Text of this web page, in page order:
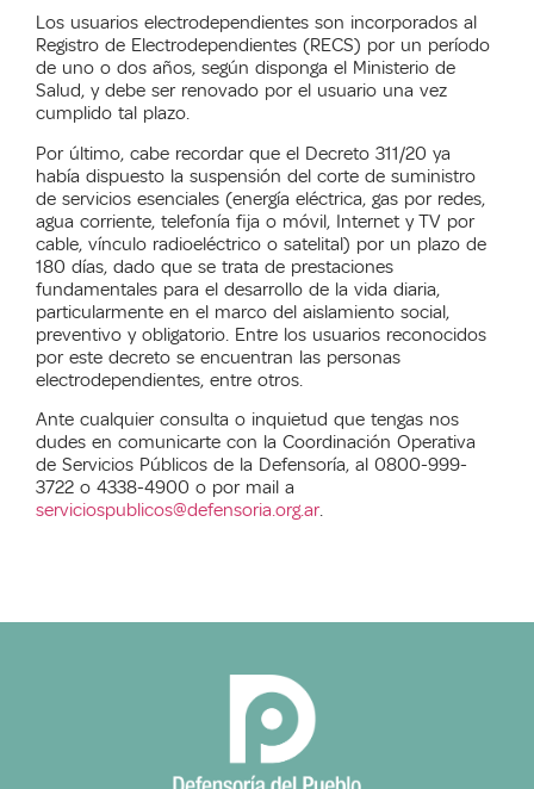
Los usuarios electrodependientes son incorporados al
Registro de Electrodependientes (RECS) por un período
de uno o dos años, según disponga el Ministerio de
Salud, y debe ser renovado por el usuario una vez
cumplido tal plazo.
Por último, cabe recordarque el Decreto 311/20 ya
había dispuesto la suspensión del corte de suministro
de servicios esenciales (energía eléctrica, gas por redes,
agua corriente, telefonía fija o móvil, Internet y TV por
cable, vínculo radioeléctrico o satelital) por un plazo de
180 días, dado que se trata de prestaciones
fundamentales para el desarrollo de la vida diaria,
particularmente en el marco del aislamiento social,
preventivo y obligatorio. Entre los usuarios reconocidos
por este decreto se encuentran las personas
electrodependientes, entre otros.
Ante cualquier consulta o inquietud que tengas nos
dudes en comunicarte con la Coordinación Operativa
de Servicios Públicos de la Defensoría, al 0800-999-
3722 o 4338-4900 o por mail a
serviciospublicos@defensoria.org.ar.